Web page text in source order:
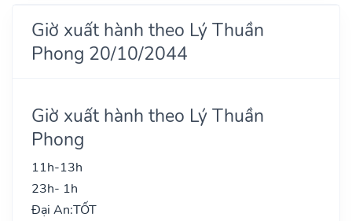
Giờ xuất hành theo Lý Thuần
Phong 20/10/2044
Giờ xuất hành theo Lý Thuần
Phong
11h-13h
23h- 1h
Đại An:TỐT